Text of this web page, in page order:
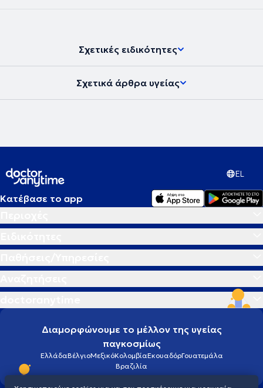
Σχετικές ειδικότητες
Σχετικά άρθρα υγείας
EL
Κατέβασε το app
Διαμορφώνουμε το μέλλον της υγείας
παγκοσμίως
ΕλλάδαΒέλγιοΜεξικόΚολομβίαΕκουαδόρΓουατεμάλα
Βραζιλία